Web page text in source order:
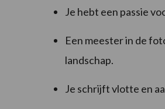
Je hebt een passie
Een meester in de
landschap.
Je schrijft vlotte en